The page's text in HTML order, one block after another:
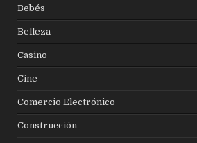
Bebés
Belleza
Casino
Cine
Comercio Electrónico
Construcción